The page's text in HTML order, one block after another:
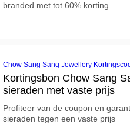
branded met tot 60% korting
Chow Sang Sang Jewellery
Kortingsbon Chow Sang
sieraden met vaste prijs
Profiteer van de coupon en
sieraden tegen een vaste prijs